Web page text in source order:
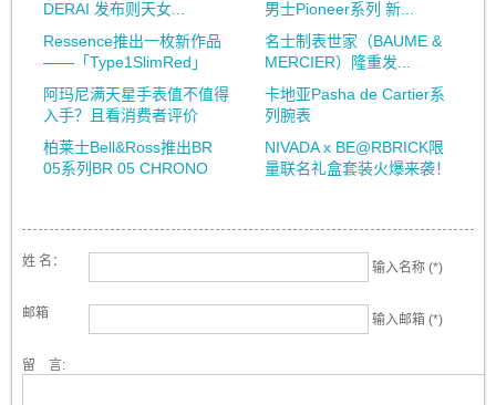
DERAI 发布则天女...
男士Pioneer系列 新...
Ressence推出一枚新作品
——「Type1SlimRed」
名士制表世家（BAUME &
MERCIER）隆重发...
阿玛尼满天星手表值不值得
入手？且看消费者评价
卡地亚Pasha de Cartier系
列腕表
柏莱士Bell&Ross推出BR
05系列BR 05 CHRONO
NIVADA x BE@RBRICK限
量联名礼盒套装火爆来袭！
姓 名： 输入名称 (*)
邮箱 输入邮箱 (*)
留 言: